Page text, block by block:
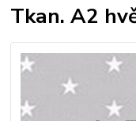
Tkan. A2